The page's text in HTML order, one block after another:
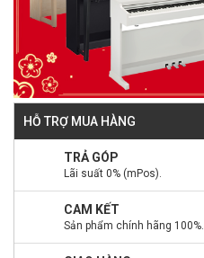
HỖ TRỢ MUA HÀNG
TRẢ GÓP
Lãi suất 0% (mPos).
CAM KẾT
Sản phẩm chính hãng 100%.